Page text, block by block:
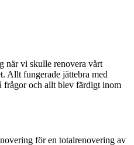
när vi skulle renovera vårt
Allt fungerade jättebra med
frågor och allt blev färdigt inom
för en totalrenovering av